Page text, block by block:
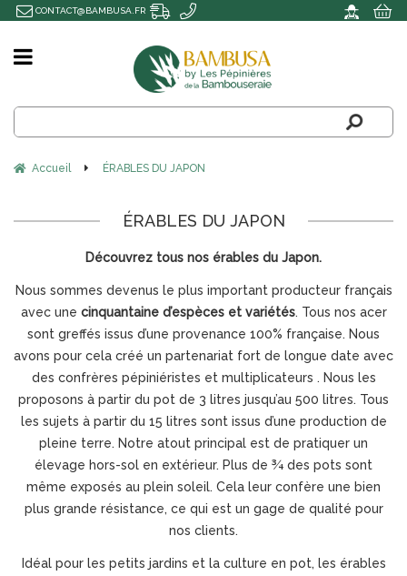
Accueil ÉRABLES DU JAPON
ÉRABLES DU JAPON
Découvrez tous nos érables du Japon.
Nous sommes devenus le plus important producteur français
avec une cinquantaine d’espèces et variétés. Tous nos acer
sont greffés issus d’une provenance 100% française. Nous
avons pour cela créé un partenariat fort de longue date avec
des confrères pépiniéristes et multiplicateurs . Nous les
proposons à partir du pot de 3 litres jusqu’au 500 litres. Tous
les sujets à partir du 15 litres sont issus d’une production de
pleine terre. Notre atout principal est de pratiquer un
élevage hors-sol en extérieur. Plus de ¾ des pots sont
même exposés au plein soleil. Cela leur confère une bien
plus grande résistance, ce qui est un gage de qualité pour
nos clients.
Idéal pour les petits jardins et la culture en pot, les érables
CONTACT@BAMBUSA.FR